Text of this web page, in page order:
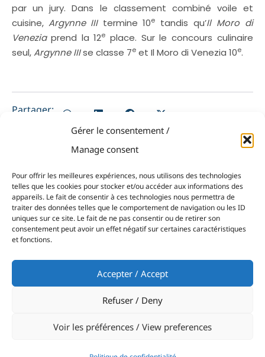
Gérer le consentement /
Manage consent
Pour offrir les meilleures expériences, nous utilisons des technologies
telles que les cookies pour stocker et/ou accéder aux informations des
appareils. Le fait de consentir à ces technologies nous permettra de
traiter des données telles que le comportement de navigation ou les ID
uniques sur ce site. Le fait de ne pas consentir ou de retirer son
consentement peut avoir un effet négatif sur certaines caractéristiques
et fonctions.
Accepter / Accept
Refuser / Deny
Voir les préférences / View preferences
par un jury. Dans le classement combiné voile et
cuisine, Argynne IIItermine 10e tandis qu’Il Moro di
Venezia prend la 12e place. Sur le concours culinaire
seul,Argynne IIIse classe 7e et Il Moro di Venezia 10e.
Partager:
PRÉCÉDENT
Lorenzo Bortolotti reste au contact du podium au Swan Porto Rotondo Challenge
NEXT
Nicolas Lelu confirme sa régularité à la Belgium Sailability Cup